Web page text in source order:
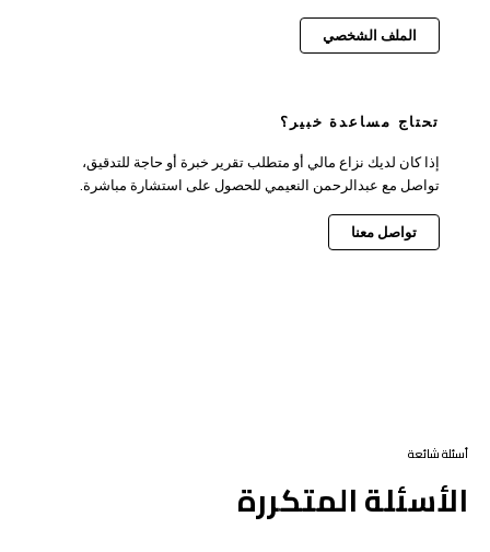
الملف الشخصي
تحتاج مساعدة خبير؟
إذا كان لديك نزاع مالي أو متطلب تقرير خبرة أو حاجة للتدقيق،
تواصل مع عبدالرحمن النعيمي للحصول على استشارة مباشرة.
تواصل معنا
أسئلة شائعة
الأسئلة المتكررة